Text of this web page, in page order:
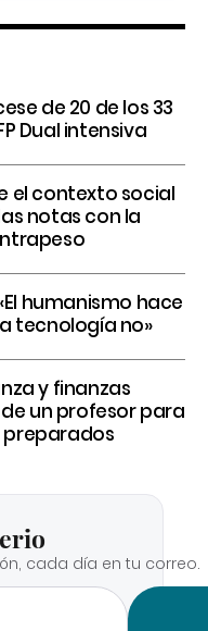
de 20 de los 33
Dual intensiva
el contexto social
notas con la
humanismo hace
tecnología no»
y finanzas
un profesor para
cada día en tu correo.